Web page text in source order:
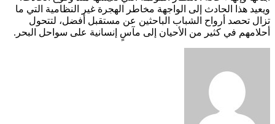
ويعيد هذا الحادث إلى الواجهة مخاطر الهجرة غير النظامية التي ما
تزال تحصد أرواح الشباب الباحثين عن مستقبل أفضل، لتتحول
أحلامهم في كثير من الأحيان إلى مآسٍ إنسانية على سواحل البحر.